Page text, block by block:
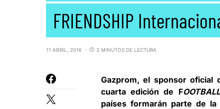
FRIENDSHIP
11 ABRIL, 2016 2 MINUTOS DE LECTURA
Gazprom, el sponsor oficial
cuarta edición de F
países formarán parte de